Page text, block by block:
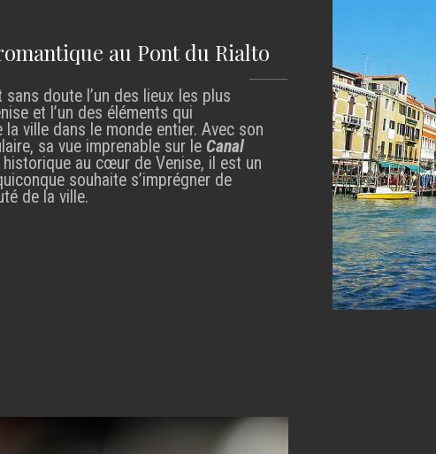
au Pont du Rialto
sans doute l’un des lieux les plus
et l’un des éléments qui
la ville dans le monde entier. Avec son
sa vue imprenable sur le Canal
au cœur de Venise, il est un
souhaite s’imprégner de
de la ville.